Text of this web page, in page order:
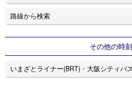
路線から検索
その他の時
いまざとライナー(BRT)・大阪シティバ